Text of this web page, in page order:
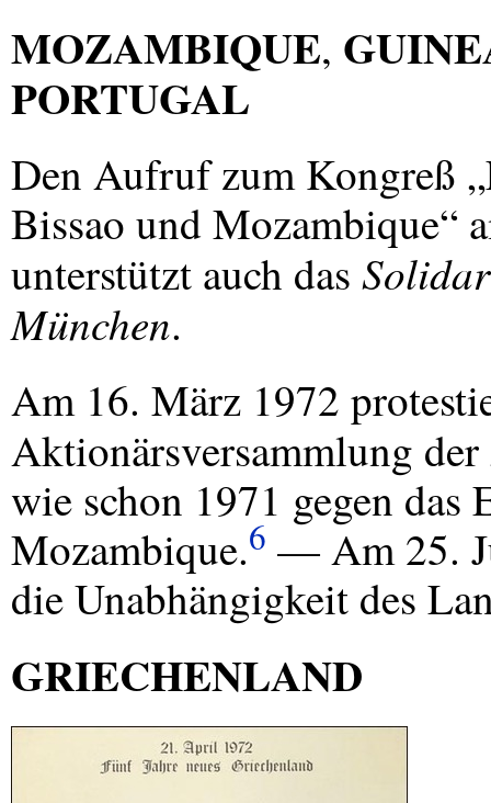
MOZAMBIQUE,
PORTUGAL
Den Aufruf zum Kongreß
Bissao und Mozambique“
unterstützt auch das
München.
Am 16. März 1972
Aktionärsversammlung der
wie schon 1971 gegen das
Mozambique.6 — Am 25.
die Unabhängigkeit des
GRIECHENLAND